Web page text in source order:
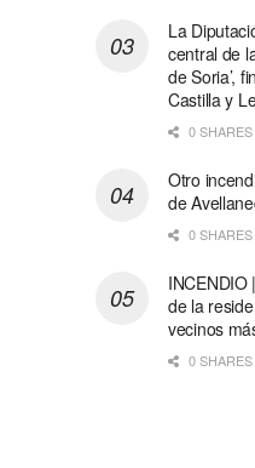
La
central de
de Soria’,
Castilla y
0 SHARES
Otro
de
0 SHARES
INCENDIO
de la
vecinos
0 SHARES